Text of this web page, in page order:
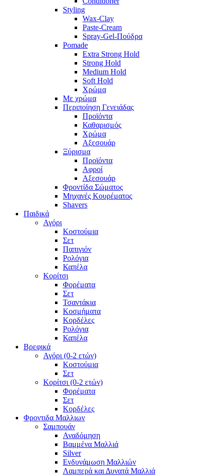
Styling
Wax-Clay
Paste-Cream
Spray-Gel-Πούδρα
Pomade
Extra Strong Hold
Strong Hold
Medium Hold
Soft Hold
Χρώμα
Με χρώμα
Περιποίηση Γενειάδας
Προϊόντα
Καθαρισμός
Χρώμα
Αξεσουάρ
Ξύρισμα
Προϊόντα
Αφροί
Αξεσουάρ
Φροντίδα Σώματος
Μηχανές Κουρέματος
Shavers
Παιδικά
Αγόρι
Κοστούμια
Σετ
Παπιγιόν
Ρολόγια
Καπέλα
Κορίτσι
Φορέματα
Σετ
Τσαντάκια
Κοσμήματα
Κορδέλες
Ρολόγια
Καπέλα
Βρεφικά
Αγόρι (0-2 ετών)
Κοστούμια
Σετ
Κορίτσι (0-2 ετών)
Φορέματα
Σετ
Κορδέλες
Φροντιδα Μαλλιων
Σαμπουάν
Αναδόμηση
Βαμμένα Μαλλιά
Silver
Ενδυνάμωση Μαλλιών
Λαμπερά και Δυνατά Μαλλιά